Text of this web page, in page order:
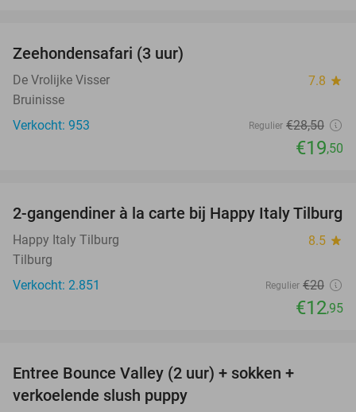
Zeehondensafari (3 uur)
De Vrolijke Visser 7.8 star
Bruinisse
Verkocht: 953
Regulier €28,50
€19,50
35%
2-gangendiner à la carte bij Happy Italy Tilburg
Happy Italy Tilburg 8.5 star
Tilburg
Verkocht: 2.851
Regulier €20
€12,95
Entree Bounce Valley (2 uur) + sokken +
verkoelende slush puppy